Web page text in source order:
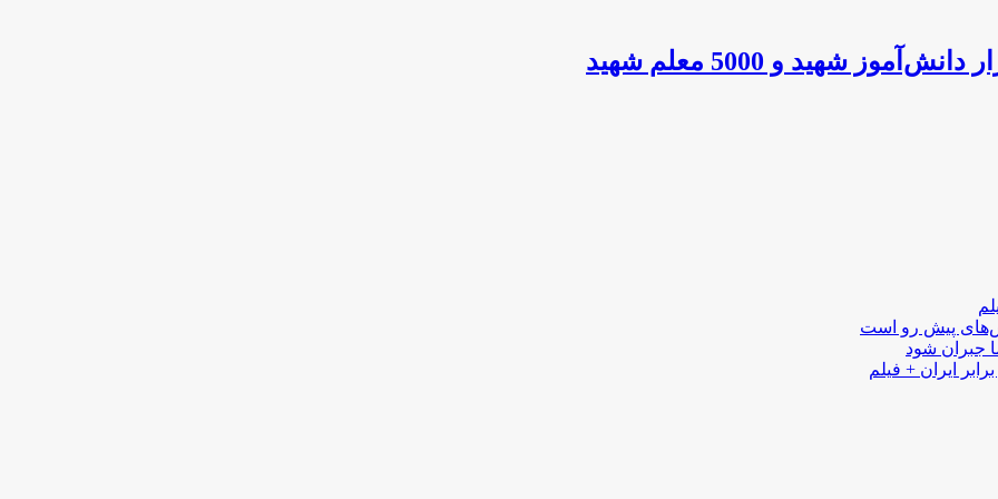
پیش رو است
جبران شود
ایران + فیلم